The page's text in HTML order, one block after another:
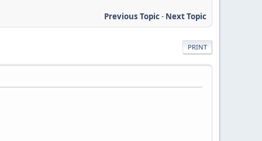
Previous Topic- Next Topic
PRINT